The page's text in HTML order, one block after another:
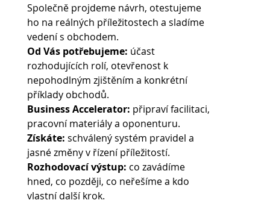
Společně projdeme návrh, otestujeme
ho na reálných příležitostech a sladíme
vedení s obchodem.
Od Vás potřebujeme: účast
rozhodujících rolí, otevřenost k
nepohodlným zjištěním a konkrétní
příklady obchodů.
Business Accelerator: připraví facilitaci,
pracovní materiály a oponenturu.
Získáte: schválený systém pravidel a
jasné změny v řízení příležitostí.
Rozhodovací výstup: co zavádíme
hned, co později, co neřešíme a kdo
vlastní další krok.